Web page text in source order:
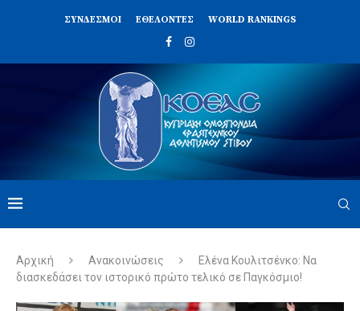
ΣΥΝΔΈΣΜΟΙ ΕΘΕΛΟΝΤΈΣ WORLD RANKINGS
Αρχική Ανακοινώσεις
Ελένα Κουλιτσένκο: Να
διασκεδάσει τον ιστορικό πρώτο τελικό σε Παγκόσμιο!